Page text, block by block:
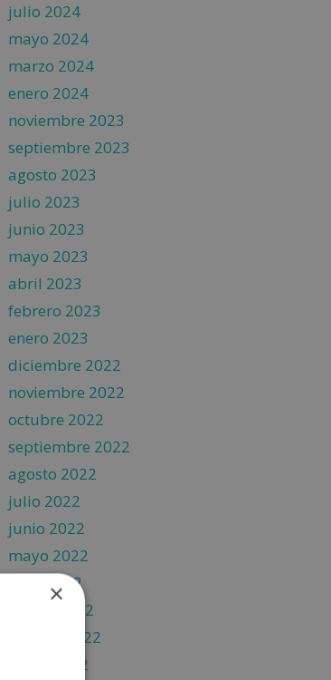
julio 2024
mayo 2024
marzo 2024
enero 2024
noviembre 2023
septiembre 2023
agosto 2023
julio 2023
junio 2023
mayo 2023
abril 2023
febrero 2023
enero 2023
diciembre 2022
noviembre 2022
octubre 2022
septiembre 2022
agosto 2022
julio 2022
junio 2022
mayo 2022
abril 2022
marzo 2022
febrero 2022
enero 2022
×